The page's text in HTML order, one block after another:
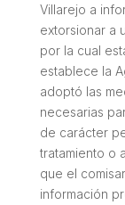
Villarejo a
extorsionar a
por la cual
establece la
adoptó las
necesarias
de carácter
tratamiento o
que el
información